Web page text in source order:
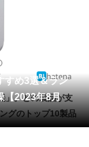
すめ3選＆ラン
【2023年8月
hatena
」。どの製品が支
グのトップ10製品